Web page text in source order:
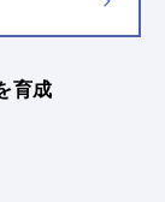
育成